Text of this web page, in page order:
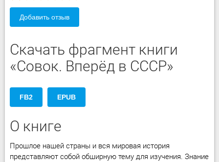
Добавить отзыв
Скачать фрагмент книги
«Совок. Вперёд в СССР»
FB2 EPUB
О книге
Прошлое нашей страны и вся мировая история
представляют собой обширную тему для изучения. Знание